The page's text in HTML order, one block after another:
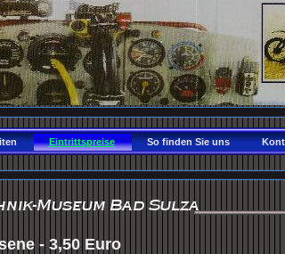
Eintrittspreise So finden Sie uns
- 3,50 Euro